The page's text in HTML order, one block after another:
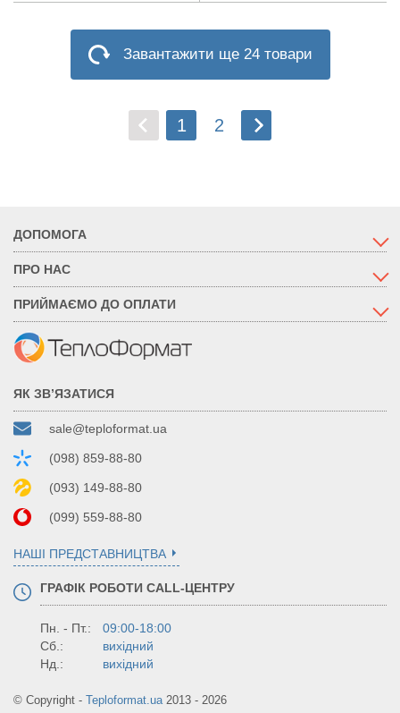
Завантажити ще 24 товари
1 2
ДОПОМОГА
ПРО НАС
ПРИЙМАЄМО ДО ОПЛАТИ
ЯК ЗВ’ЯЗАТИСЯ
sale@teploformat.ua
(098) 859-88-80
(093) 149-88-80
(099) 559-88-80
НАШІ ПРЕДСТАВНИЦТВА
ГРАФІК РОБОТИ CALL-ЦЕНТРУ
Пн. - Пт.:
09:00-18:00
Сб.:
вихідний
Нд.:
вихідний
© Copyright - Teploformat.ua2013 - 2026